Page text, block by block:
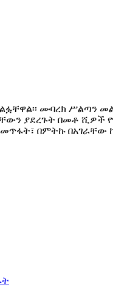
ሙባረክ ሥልጣን
ያደረጉት በመቶ ሺዎች
በምትኩ በአገራቸው